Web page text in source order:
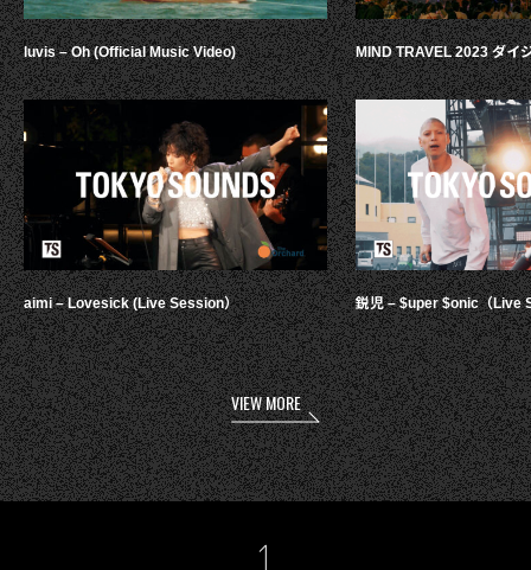
luvis – Oh (Official Music Video)
aimi – Lovesick (Live Session）
MIND TRAVEL 2023 ダイ
鋭児 – $uper $onic（Live
VIEW MORE